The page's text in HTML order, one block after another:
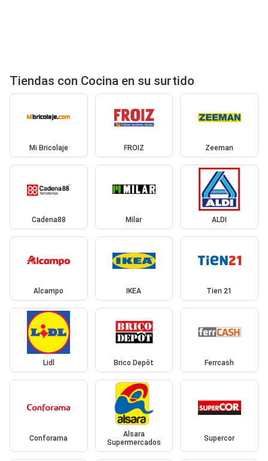
Tiendas con Cocina en su surtido
Mi Bricolaje FROIZ Zeeman
Cadena88 Milar ALDI
Alcampo IKEA Tien 21
Lidl Brico Depôt Ferrcash
Conforama
Alsara
Supermercados
Supercor